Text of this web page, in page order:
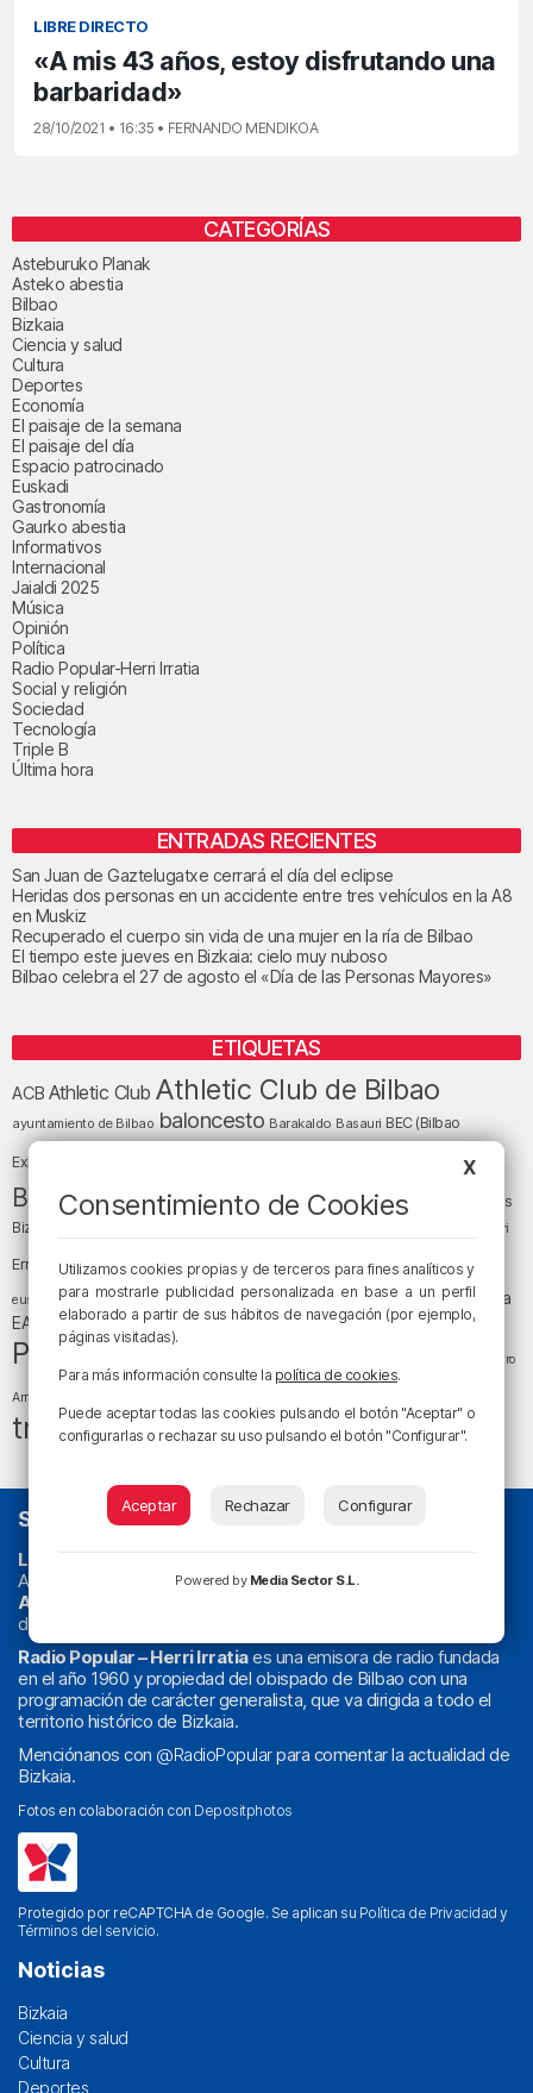
LIBRE DIRECTO
«A mis 43 años, estoy disfrutando una
barbaridad»
28/10/2021 • 16:35 • FERNANDO MENDIKOA
CATEGORÍAS
Asteburuko Planak
Asteko abestia
Bilbao
Bizkaia
Ciencia y salud
Cultura
Deportes
Economía
El paisaje de la semana
El paisaje del día
Espacio patrocinado
Euskadi
Gastronomía
Gaurko abestia
Informativos
Internacional
Jaialdi 2025
Música
Opinión
Política
Radio Popular-Herri Irratia
Social y religión
Sociedad
Tecnología
Triple B
Última hora
ENTRADAS RECIENTES
San Juan de Gaztelugatxe cerrará el día del eclipse
Heridas dos personas en un accidente entre tres vehículos en la A8
en Muskiz
Recuperado el cuerpo sin vida de una mujer en la ría de Bilbao
El tiempo este jueves en Bizkaia: cielo muy nuboso
Bilbao celebra el 27 de agosto el «Día de las Personas Mayores»
ETIQUETAS
ACB Athletic Club Athletic Club de Bilbao
ayuntamiento de Bilbao baloncesto Barakaldo Basauri BEC (Bilbao
Exhibition Center) Bilbao Bizkaia
Bizkaia y sus comarcas Copa del Rey cultura
Cáritas
Bizkaia
Enkarterri
Ernesto Valverde Ertzaintza Euskadi (País Vasco)
euskera fiestas fútbol Gobierno vasco juanma jubera LaLiga LaLiga
EA Sports Liga Endesa música noticias Osakidetza planes
Política Teatro
Arriaga tiempo atmosféricotráfico
tráfico en Bizkaia
SOBRE NOSOTROS
La radio sin cadenas. Desde 1960 haciendo radio en Bilbao.
Actualidad y
podcastdeBilbaoyBizkaia, los partidos del
Athletic
deportes, sociedad, cultura, política, religión y obra social.
Radio Popular – Herri Irratiaes una emisora de radio fundada
en el año 1960 y propiedad del obispado de Bilbao con una
programación de carácter generalista, que va dirigida a todo el
territorio histórico de Bizkaia.
Menciónanos con @RadioPopularpara comentar la actualidad de
Bizkaia.
Fotos en colaboración con Depositphotos
Protegido por reCAPTCHA de Google. Se aplican su Política de Privacidad y
Términos del servicio.
Noticias
Bizkaia
Ciencia y salud
Cultura
Deportes
X
Consentimiento de Cookies
Utilizamos cookies propias y de terceros para fines analíticos y
para mostrarle publicidad personalizada en base a un perfil
elaborado a partir de sus hábitos de navegación (por ejemplo,
páginas visitadas).
Para más información consulte la política de cookies.
Puede aceptar todas las cookies pulsando el botón "Aceptar" o
configurarlas o rechazar su uso pulsando el botón "Configurar".
Aceptar Rechazar Configurar
Powered by Media Sector S.L.